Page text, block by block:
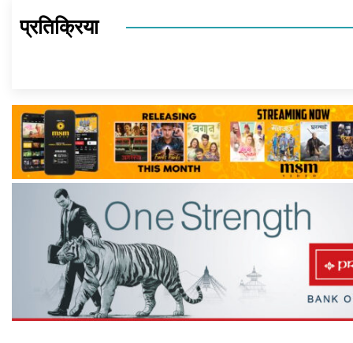
प्रतिक्रिया